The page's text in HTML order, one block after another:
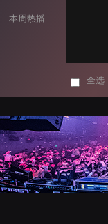
本周热播
全选